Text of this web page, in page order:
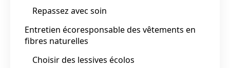
Repassez avec soin
Entretien écoresponsable des vêtements en
fibres naturelles
Choisir des lessives écolos